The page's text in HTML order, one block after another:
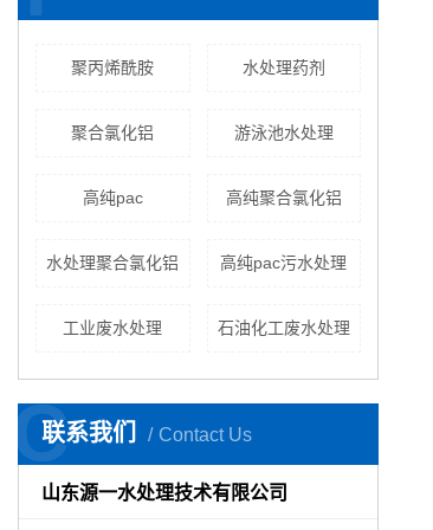
聚丙烯酰胺 水处理药剂
聚合氯化铝 游泳池水处理
高纯pac 高纯聚合氯化铝
水处理聚合氯化铝 高纯pac污水处理
工业废水处理 石油化工废水处理
联系我们 Contact Us
C
山东源一水处理技术有限公司